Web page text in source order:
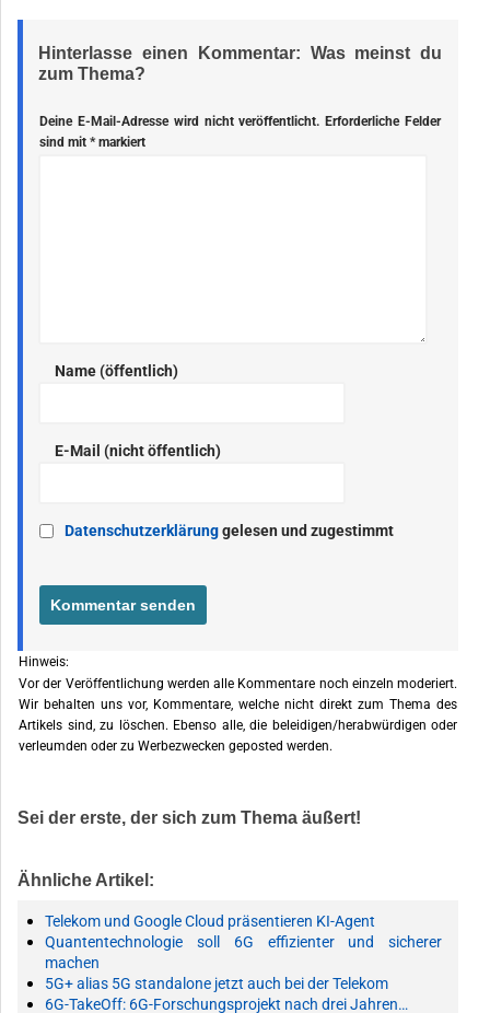
Hinterlasse einen Kommentar: Was meinst du
zum Thema?
Deine E-Mail-Adresse wird nicht veröffentlicht. Erforderliche Felder
sind mit *markiert
Name (öffentlich)
E-Mail (nicht öffentlich)
Datenschutzerklärunggelesen und zugestimmt
Hinweis:
Vor der Veröffentlichung werden alle Kommentare noch einzeln moderiert.
Wir behalten uns vor, Kommentare, welche nicht direkt zum Thema des
Artikels sind, zu löschen. Ebenso alle, die beleidigen/herabwürdigen oder
verleumden oder zu Werbezwecken geposted werden.
Sei der erste, der sich zum Thema äußert!
Ähnliche Artikel:
Telekom und Google Cloud präsentieren KI-Agent
Quantentechnologie soll 6G effizienter und sicherer
machen
5G+ alias 5G standalone jetzt auch bei der Telekom
6G-TakeOff: 6G-Forschungsprojekt nach drei Jahren…